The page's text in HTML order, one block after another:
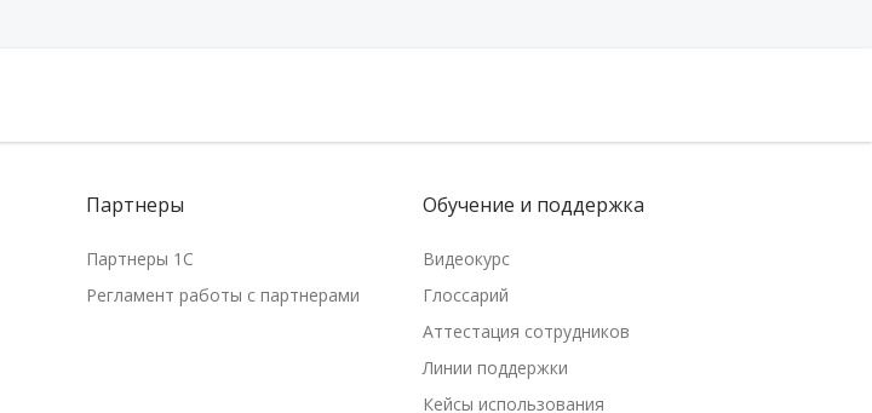
Партнеры
Партнеры 1С
Регламент работы с партнерами
Обучение и поддержка
Видеокурс
Глоссарий
Аттестация сотрудников
Линии поддержки
Кейсы использования